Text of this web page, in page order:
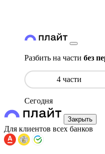
Разбить на части без
4 части
Сегодня
Закрыть
Для клиентов всех банков